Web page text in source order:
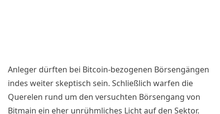
Anleger dürften bei Bitcoin-bezogenen Börsengängen
indes weiter skeptisch sein. Schließlich warfen die
Querelen rund um den versuchten Börsengang von
Bitmain ein eher unrühmliches Licht auf den Sektor.